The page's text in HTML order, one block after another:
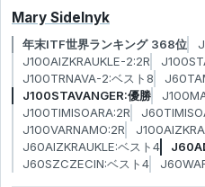
Mary Sidelnyk
年末ITF世界ランキング 368位
J100AIZKRAUKLE-2:2R
J100TRNAVA-2:ベスト8
J100STAVANGER:優勝
J100TIMISOARA:2R
J100VARNAMO:2R
J60AIZKRAUKLE:ベスト4
J60SZCZECIN:ベスト4